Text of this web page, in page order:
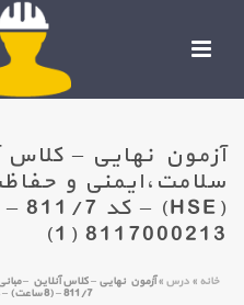
آزمون نهایی – کلاس
سلامت،ایمنی و
8117000213 (1)
خانه » درس »
811/7 – (8 ساعت) – گروه 8117000213 (1)